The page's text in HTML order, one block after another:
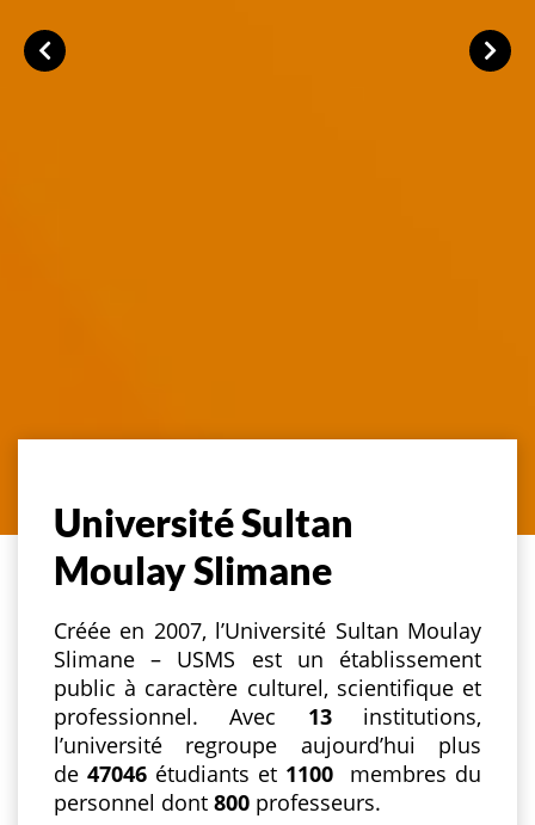
Université Sultan
Moulay Slimane
Créée en 2007, l’Université Sultan Moulay
Slimane – USMS est un établissement
public à caractère culturel, scientifique et
professionnel. Avec 13 institutions,
l’université regroupe aujourd’hui plus
de 47046 étudiants et 1100 membres du
personnel dont 800 professeurs.